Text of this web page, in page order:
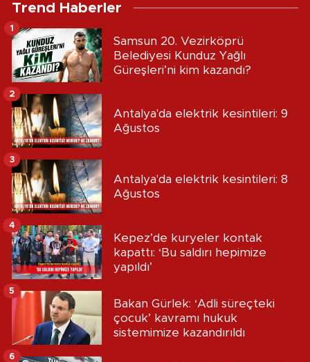
Trend Haberler
Samsun 20. Vezirköprü
Belediyesi Kunduz Yağlı
Güreşleri’ni kim kazandı?
1
Antalya'da elektrik kesintileri: 9
Ağustos
2
Antalya'da elektrik kesintileri: 8
Ağustos
3
Kepez’de kuryeler kontak
kapattı: ‘Bu saldırı hepimize
yapıldı’
4
Bakan Gürlek: ‘Adli süreçteki
çocuk’ kavramı hukuk
sistemimize kazandırıldı
5
6